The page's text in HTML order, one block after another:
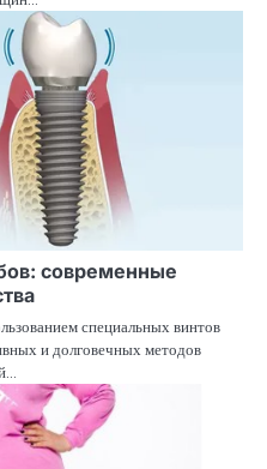
современные
специальных винтов
и долговечных методов